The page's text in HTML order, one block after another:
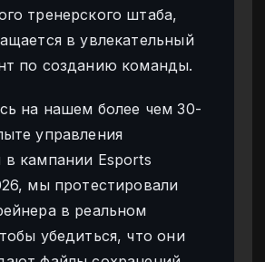
тренерского штаба,
в увлекательный
по созданию команды.
на нашем более чем 30-
управления
кампании Esports
мы протестировали
в реальном
убедиться, что они